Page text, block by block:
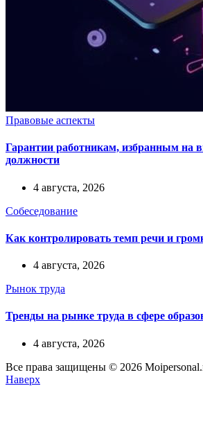
Правовые аспекты
Гарантии работникам, избранным на
должности
4 августа, 2026
Собеседование
Как контролировать темп речи и
4 августа, 2026
Рынок труда
Тренды на рынке труда в сфере
4 августа, 2026
Все права защищены © 2026
Наверх